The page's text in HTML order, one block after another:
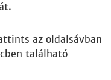
az oldalsávban
található